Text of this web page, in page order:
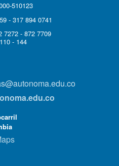
510123
- 317 894 0741
7272 - 872 7709
- 144